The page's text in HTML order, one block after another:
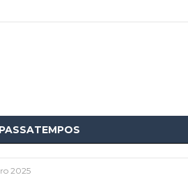
PASSATEMPOS
2025